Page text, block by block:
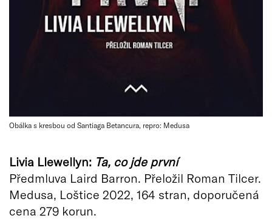
Obálka s kresbou od Santiaga Betancura, repro: Medusa
Livia Llewellyn: Ta, co jde první
Předmluva Laird Barron. Přeložil Roman Tilcer.
Medusa, Loštice 2022, 164 stran, doporučená
cena 279 korun.